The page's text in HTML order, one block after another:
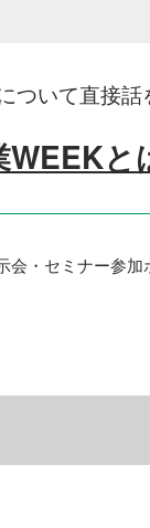
ついて直接
WEEKと
会・セミナー参加